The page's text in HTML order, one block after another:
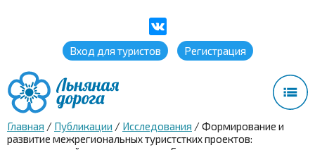
Вход для туристов Регистрация
Главная / Публикации / Исследования /Формирование и
развитие межрегиональных туристстких проектов: